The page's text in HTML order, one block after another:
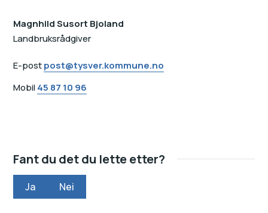
Magnhild Susort Bjoland
Landbruksrådgiver
E-postpost@tysver.kommune.no
Mobil45 87 10 96
Fant du det du lette etter?
Ja Nei